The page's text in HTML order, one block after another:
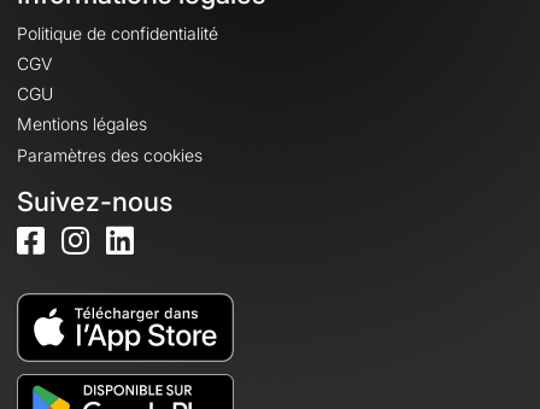
Politique de confidentialité
CGV
CGU
Mentions légales
Paramètres des cookies
Suivez-nous